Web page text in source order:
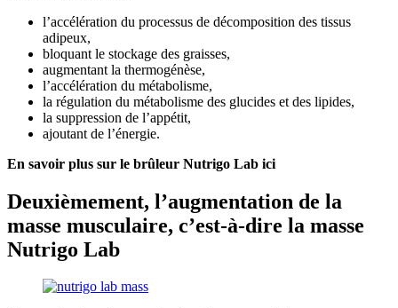
l’accélération du processus de décomposition des tissus
adipeux,
bloquant le stockage des graisses,
augmentant la thermogénèse,
l’accélération du métabolisme,
la régulation du métabolisme des glucides et des lipides,
la suppression de l’appétit,
ajoutant de l’énergie.
En savoir plus sur le brûleur Nutrigo Lab ici
Deuxièmement, l’augmentation de la
masse musculaire, c’est-à-dire la masse
Nutrigo Lab